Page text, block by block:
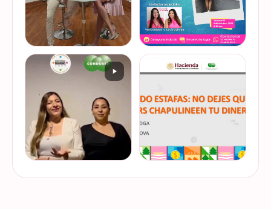
De cuando te toca ser la
entrevistada. Un placer
platicar con Esther Luiselli
de tus finanzas en la serie
de "Mu…
VER EN
INSTAGRAM
mejor forma de gestionar
ese dinero extra de fin de
ahorro o aguinaldo, es un
dinero…
VER EN
INSTAGRAM
de la Semana Nacional de
que los hackers